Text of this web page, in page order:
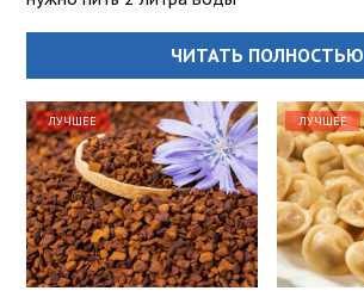
ЧИТАТЬ ПОЛНОСТЬЮ
ЛУЧШЕЕ ЛУЧШЕЕ